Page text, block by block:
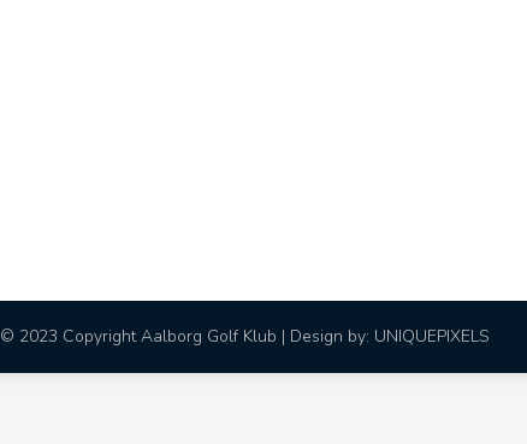
© 2023 Copyright Aalborg Golf Klub | Design by: UNIQUEPIXELS